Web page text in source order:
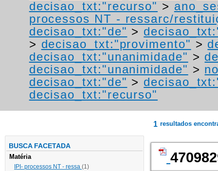
decisao_txt:"recurso" >
processos NT - ressarc/
decisao_txt:"de" >
> decisao_txt:"provimento" >
decisao_txt:"unanimidade" >
decisao_txt:"unanimidade" >
decisao_txt:"de" >
decisao_txt:"recurso"
BUSCA FACETADA
Matéria
IPI- processos NT - ressa (1)
1 resultados